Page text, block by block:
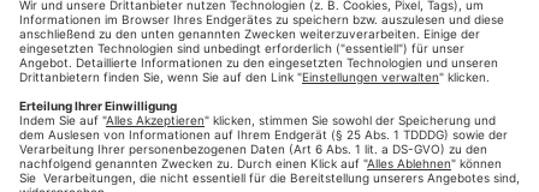
zum Lesen der Beilage.
Die hochweißen Papiere mit 90g/m² für den Umschlag und
60g/m² für den Innenteil laden zum gemütlichen Lesen richtig
ein.
Weiterlesen